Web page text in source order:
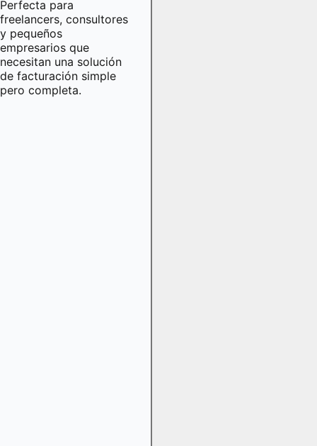
Perfecta para
freelancers, consultores
y pequeños
empresarios que
necesitan una solución
de facturación simple
pero completa.